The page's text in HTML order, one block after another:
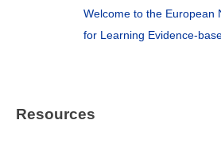
Welcome to the European
for Learning Evidence-
Resources